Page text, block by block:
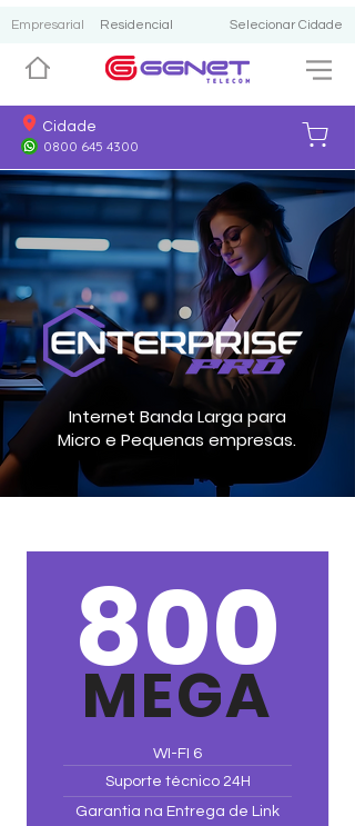
Empresarial Residencial Selecionar Cidade
Cidade
0800 645 4300
Internet Banda Larga para
Micro e Pequenas empresas.
800
MEGA
WI-FI 6
Suporte técnico 24H
Garantia na Entrega de Link